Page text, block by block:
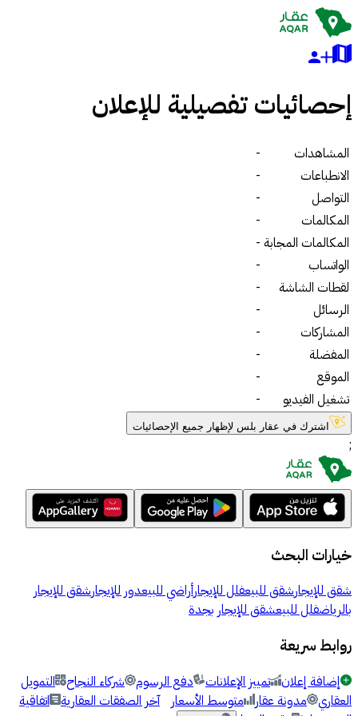
إحصائيات تفصيلية للإعلان
المشاهدات
-
الانطباعات
-
التواصل
-
المكالمات
-
المكالمات المجابة -
الواتساب
-
لقطات الشاشة
-
الرسائل
-
المشاركات
-
المفضلة
-
الموقع
-
تشغيل الفيديو
-
اشترك في عقار بلس لإظهار جميع الإحصائيات
;
خيارات البحث
شقق للإيجارشقق للبيعفلل للإيجارأراضي للبيعدور للإيجارشقق للإيجار
بالرياضفلل للبيعشقق للإيجار بجدة
روابط سريعة
إضافة إعلان تمييز الإعلانات دفع الرسوم شركاء النجاح
التمويل
العقاري
مدونة عقار متوسط الأسعار آخر الصفقات العقارية
اتفاقية